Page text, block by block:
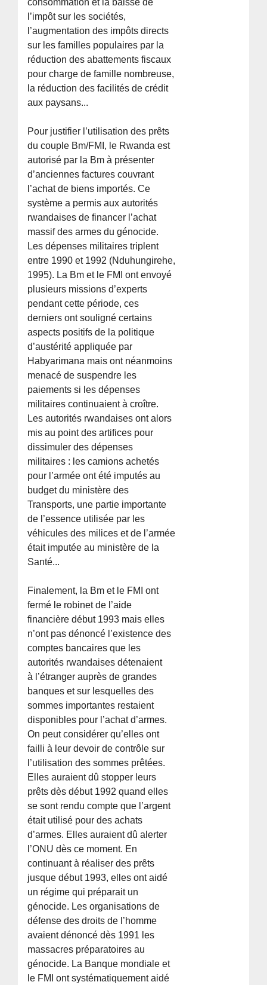
consommation et la baisse de
l’impôt sur les sociétés,
l’augmentation des impôts directs
sur les familles populaires par la
réduction des abattements fiscaux
pour charge de famille nombreuse,
la réduction des facilités de crédit
aux paysans...
Pour justifier l’utilisation des prêts
du couple Bm/FMI, le Rwanda est
autorisé par la Bm à présenter
d’anciennes factures couvrant
l’achat de biens importés. Ce
système a permis aux autorités
rwandaises de financer l’achat
massif des armes du génocide.
Les dépenses militaires triplent
entre 1990 et 1992 (Nduhungirehe,
1995). La Bm et le FMI ont envoyé
plusieurs missions d’experts
pendant cette période, ces
derniers ont souligné certains
aspects positifs de la politique
d’austérité appliquée par
Habyarimana mais ont néanmoins
menacé de suspendre les
paiements si les dépenses
militaires continuaient à croître.
Les autorités rwandaises ont alors
mis au point des artifices pour
dissimuler des dépenses
militaires : les camions achetés
pour l’armée ont été imputés au
budget du ministère des
Transports, une partie importante
de l’essence utilisée par les
véhicules des milices et de l’armée
était imputée au ministère de la
Santé...
Finalement, la Bm et le FMI ont
fermé le robinet de l’aide
financière début 1993 mais elles
n’ont pas dénoncé l’existence des
comptes bancaires que les
autorités rwandaises détenaient
à l’étranger auprès de grandes
banques et sur lesquelles des
sommes importantes restaient
disponibles pour l’achat d’armes.
On peut considérer qu’elles ont
failli à leur devoir de contrôle sur
l’utilisation des sommes prêtées.
Elles auraient dû stopper leurs
prêts dès début 1992 quand elles
se sont rendu compte que l’argent
était utilisé pour des achats
d’armes. Elles auraient dû alerter
l’ONU dès ce moment. En
continuant à réaliser des prêts
jusque début 1993, elles ont aidé
un régime qui préparait un
génocide. Les organisations de
défense des droits de l’homme
avaient dénoncé dès 1991 les
massacres préparatoires au
génocide. La Banque mondiale et
le FMI ont systématiquement aidé